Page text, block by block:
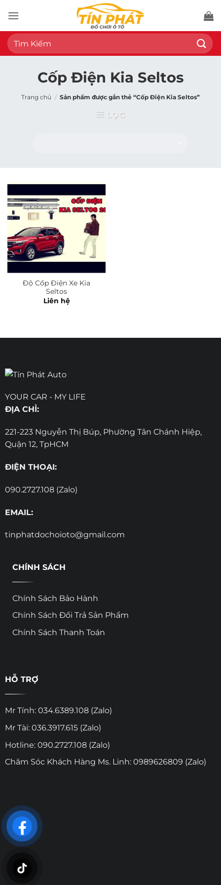
qua
nội
dung
Tìm
kiếm:
Cốp Điện Kia Seltos
Trang chủ / Sản phẩm được gắn thẻ “Cốp Điện Kia Seltos”
LỌC
Độ Cốp Điện Xe Kia
Seltos
Liên hệ
YOUR CAR - MY LIFE
ĐỊA CHỈ:
221-223 Nguyễn Thị Búp, Phường Tân Chánh Hiệp,
Quận 12, TpHCM
ĐIỆN THOẠI:
090.2727.108 (Zalo)
EMAIL:
tinphatdochoioto@gmail.com
CHÍNH SÁCH
Chính Sách Bảo Hành
Chính Sách Đổi Trả Sản Phẩm
Chính Sách Thanh Toán
HỖ TRỢ
Mr Tính: 034.6389.108 (Zalo)
Mr Tài: 036.3917.615 (Zalo)
Hotline: 090.2727.108 (Zalo)
Chăm Sóc Khách Hàng Ms. Linh: 0989626809 (Zalo)